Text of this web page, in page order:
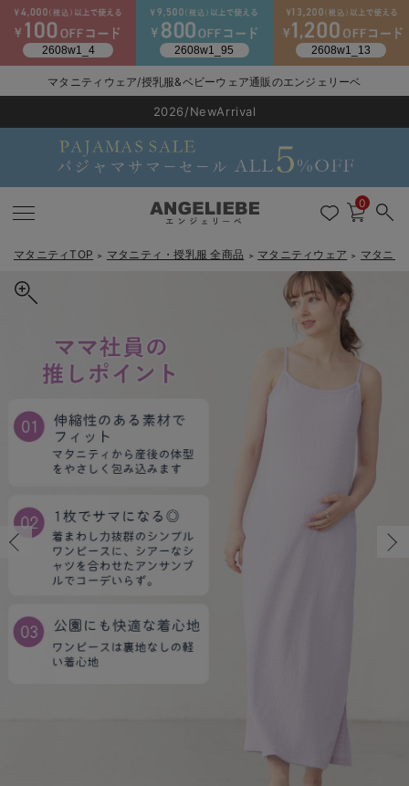
戻る
マタニティウェア全て
マタニティ ワンピース
マタニティ パンツ
マタニティ スカート
マタニティ アウター（コート）・ママコート
戻る
マタニティ 下着・インナー全て
マタニティ ショーツ
妊婦帯・腹帯・産前ガードル
産褥ショーツ
骨盤・マタニティベルト （妊娠中・産後）
マタニティ 腹巻き
戻る
授乳服全て
授乳ワンピース
授乳トップス
戻る
マタニティ フォーマル全て
マタニティ スーツ
マタニティ オフィス 通勤服
マタニティ ドレス（結婚式・お呼ばれ）
戻る
授乳用品全て
妊婦用 抱き枕・授乳クッション
授乳 ケープ
戻る
マタニティレッグウェア全て
マタニティストッキング・タイツ
マタニティレギンス
戻る
マタニティ ボディケア全て
妊娠線クリーム
戻る
アウトレット全て
【アウトレット】ワンピース
【アウトレット】トップス・授乳トップス
【アウトレット】ボトムス
【アウトレット】インナー
【アウトレット】ベビー
戻る
特集全て
抗菌防臭加工
透け防止
見えてもカワイイ
冷房対策
接触冷感素材
ブラトップ
戻る
再入荷全て
再入荷｜インナー
再入荷｜アウター
戻る
送料無料アイテム全て
ワンピース
スカート
パジャマ
戻る
ブラキャミ おまとめ
戻る
【37周年祭セール】
【37周年祭セール】
【37周年祭セール】
戻る
気温差別オススメア
【15℃】3月下旬～
【〜10℃】3月中旬
戻る
動きやすく着回しで
涼しくて可愛い「ワ
戻る
強撚スムース(コスパ
戻る
マタニティウェア
【おまとめ割】パジ
戻る
こだわりの履き心地
カジュアル
オフィス
戻る
ジャケット派
きれいめトップス派
きれいめスカート派
きれいめ美脚パンツ派
ツィード派
戻る
出産準備応援割全て
マタニティパジャマ
マタニティインナー
戻る
【オフィスカジュア
【オフィスカジュア
戻る
レギンスタイプ
パンツタイプ
戻る
【フォーマル】ワン
【フォーマル】ボト
【フォーマル】トッ
戻る
【ベビー】長袖
【ベビー】半袖
【ベビー】グッズ
戻る
ハンカチ
2WAYオール
短肌着
セット
戻る
快適ウェア10%OFF
快適ウェア10%OFF
戻る
春のマタニティワン
セットアップ・ レイ
Aライン ・フレアワ
Iライン ・タイトシ
ジャンパースカート/
ワーク・オフィス
戻る
Gift Selection 出産
〜3,000円（税込）
〜5,000円（税込）
〜10,000円（税込）
10,001円（税込）〜
女の子におススメの
何枚あっても嬉しい
長く使えるアイテム
戻る
冬の冷え対策インナ
薄くてあったか
腹巻・ひざ上パンツ
保温&リカバリー
レギンス・タイツ
戻る
入院準備の持ち物チ
入院してすぐ使うグ
赤ちゃんへ使うもの
産後に使うグッズ
戻る
冬のあったか特集全て
【冬のあったか特集
【冬のあったか特集
【冬のあったか特集
【冬のあったか特集
マタニティウェア/授乳服&ベビーウェア通販のエンジェリーベ
2026/NewArrival
送料495円(一部地域を除く) 7,700円以上で送料無料
LINE お友達登録で500円OFF click
0
マタニティTOP ＞ マタニティ・授乳服 全商品 ＞ マタニティウェア ＞ マタニテ